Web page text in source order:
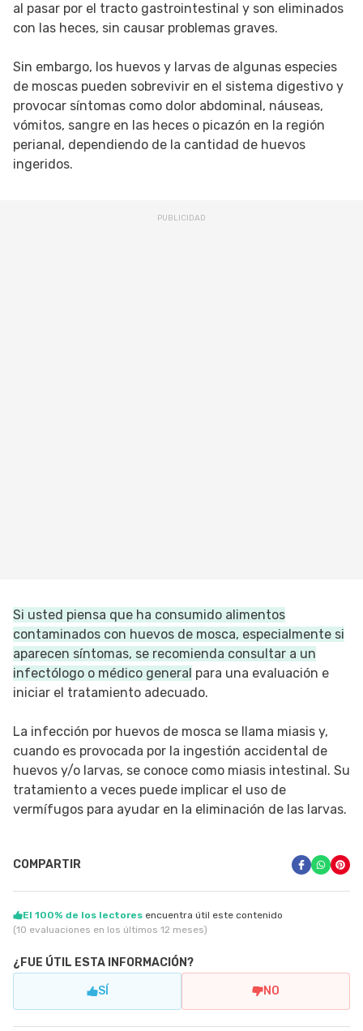
al pasar por el tracto gastrointestinal y son eliminados
con las heces, sin causar problemas graves.
Sin embargo, los huevos y larvas de algunas especies
de moscas pueden sobrevivir en el sistema digestivo y
provocar síntomas como dolor abdominal, náuseas,
vómitos, sangre en las heces o picazón en la región
perianal, dependiendo de la cantidad de huevos
ingeridos.
Si usted piensa que ha consumido alimentos
contaminados con huevos de mosca, especialmente si
aparecen síntomas, se recomienda consultar a un
infectólogo o médico general para una evaluación e
iniciar el tratamiento adecuado.
La infección por huevos de mosca se llama miasis y,
cuando es provocada por la ingestión accidental de
huevos y/o larvas, se conoce como miasis intestinal. Su
tratamiento a veces puede implicar el uso de
vermífugos para ayudar en la eliminación de las larvas.
COMPARTIR
El 100% de los lectores encuentra útil este contenido
(10 evaluaciones en los últimos 12 meses)
¿FUE ÚTIL ESTA INFORMACIÓN?
SÍ NO